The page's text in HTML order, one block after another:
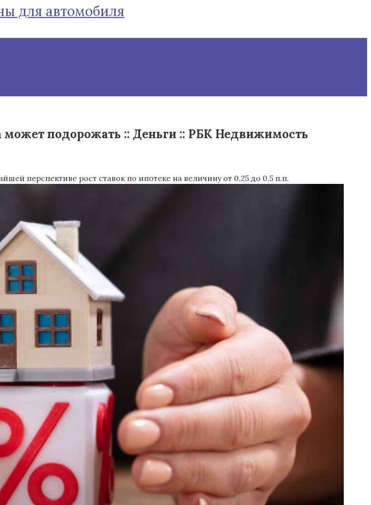
для автомобиля
подорожать :: Деньги :: РБК Недвижимость
перспективе рост ставок по ипотеке на величину от 0,25 до 0,5 п.п.